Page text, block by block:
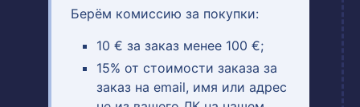
Берём комиссию за покупки:
10 € за заказ менее 100 €;
15% от стоимости заказа за
заказ на email, имя или адрес